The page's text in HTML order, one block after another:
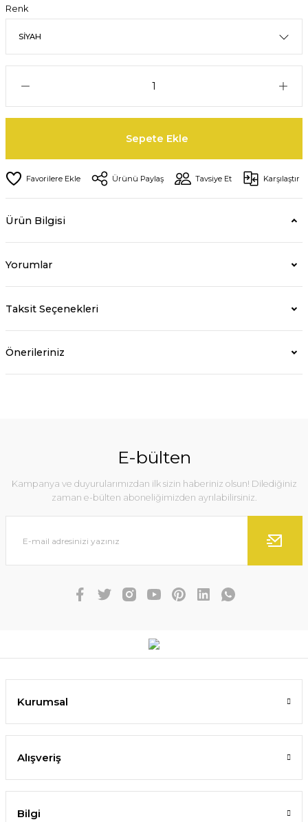
Renk
Sepete Ekle
Ürünü Paylaş Tavsiye Et Karşılaştır
Ürün Bilgisi
Yorumlar
Taksit Seçenekleri
Önerileriniz
E-bülten
Kampanya ve duyurularımızdan ilk sizin haberiniz olsun! Dilediğiniz
zaman e-bülten aboneliğimizden ayrılabilirsiniz.
Kurumsal
Alışveriş
Bilgi